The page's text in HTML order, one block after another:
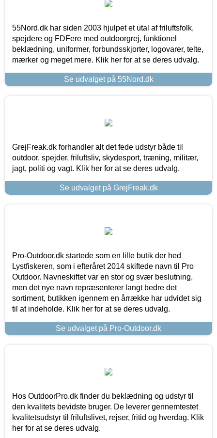
55Nord.dk har siden 2003 hjulpet et utal af friluftsfolk,
spejdere og FDFere med outdoorgrej, funktionel
beklædning, uniformer, forbundsskjorter, logovarer, telte,
mærker og meget mere. Klik her for at se deres udvalg.
Se udvalget på 55Nord.dk
GrejFreak.dk forhandler alt det fede udstyr både til
outdoor, spejder, friluftsliv, skydesport, træning, militær,
jagt, politi og vagt. Klik her for at se deres udvalg.
Se udvalget på GrejFreak.dk
Pro-Outdoor.dk startede som en lille butik der hed
Lystfiskeren, som i efteråret 2014 skiftede navn til Pro
Outdoor. Navneskiftet var en stor og svær beslutning,
men det nye navn repræsenterer langt bedre det
sortiment, butikken igennem en årrække har udvidet sig
til at indeholde. Klik her for at se deres udvalg.
Se udvalget på Pro-Outdoor.dk
Hos OutdoorPro.dk finder du beklædning og udstyr til
den kvalitets bevidste bruger. De leverer gennemtestet
kvalitetsudstyr til friluftslivet, rejser, fritid og hverdag. Klik
her for at se deres udvalg.